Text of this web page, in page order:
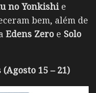
no Yonkishie
bem, além de
Edens Zero e Solo
15 – 21)